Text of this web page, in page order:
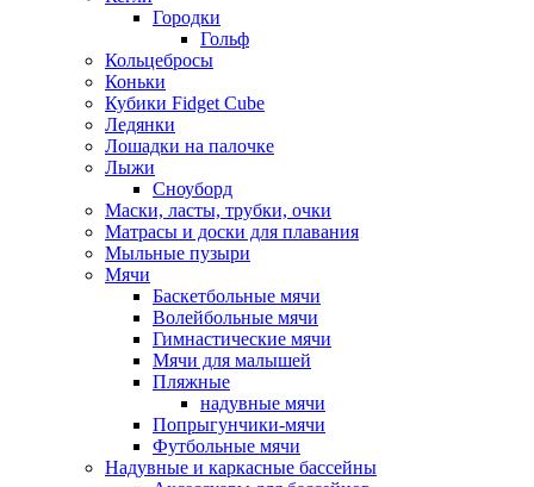
Городки
Гольф
Кольцебросы
Коньки
Кубики Fidget Cube
Ледянки
Лошадки на палочке
Лыжи
Сноуборд
Маски, ласты, трубки, очки
Матрасы и доски для плавания
Мыльные пузыри
Мячи
Баскетбольные мячи
Волейбольные мячи
Гимнастические мячи
Мячи для малышей
Пляжные
надувные мячи
Попрыгунчики-мячи
Футбольные мячи
Надувные и каркасные бассейны